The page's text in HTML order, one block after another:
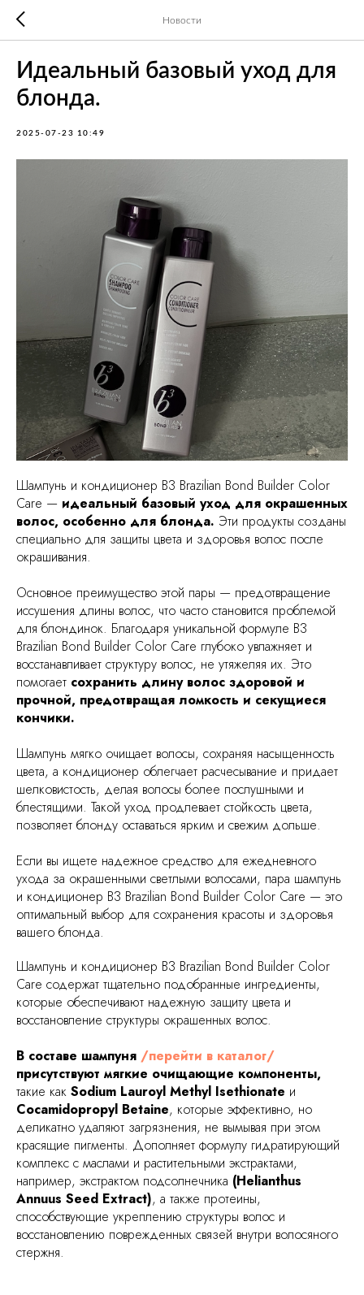
Новости
Идеальный базовый уход для
блонда.
2025-07-23 10:49
Шампунь и кондиционер B3 Brazilian Bond Builder Color
Care — идеальный базовый уход для окрашенных
волос, особенно для блонда. Эти продукты созданы
специально для защиты цвета и здоровья волос после
окрашивания.
Основное преимущество этой пары — предотвращение
иссушения длины волос, что часто становится проблемой
для блондинок. Благодаря уникальной формуле B3
Brazilian Bond Builder Color Care глубоко увлажняет и
восстанавливает структуру волос, не утяжеляя их. Это
помогает сохранить длину волос здоровой и
прочной, предотвращая ломкость и секущиеся
кончики.
Шампунь мягко очищает волосы, сохраняя насыщенность
цвета, а кондиционер облегчает расчесывание и придает
шелковистость, делая волосы более послушными и
блестящими. Такой уход продлевает стойкость цвета,
позволяет блонду оставаться ярким и свежим дольше.
Если вы ищете надежное средство для ежедневного
ухода за окрашенными светлыми волосами, пара шампунь
и кондиционер B3 Brazilian Bond Builder Color Care — это
оптимальный выбор для сохранения красоты и здоровья
вашего блонда.
Шампунь и кондиционер B3 Brazilian Bond Builder Color
Care содержат тщательно подобранные ингредиенты,
которые обеспечивают надежную защиту цвета и
восстановление структуры окрашенных волос.
В составе шампуня /перейти в каталог/
присутствуют мягкие очищающие компоненты,
такие как Sodium Lauroyl Methyl Isethionate и
Cocamidopropyl Betaine, которые эффективно, но
деликатно удаляют загрязнения, не вымывая при этом
красящие пигменты. Дополняет формулу гидратирующий
комплекс с маслами и растительными экстрактами,
например, экстрактом подсолнечника (Helianthus
Annuus Seed Extract), а также протеины,
способствующие укреплению структуры волос и
восстановлению поврежденных связей внутри волосяного
стержня.